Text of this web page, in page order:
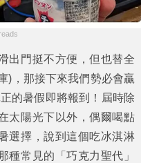
出門挺不方便，但也替全
)，那接下來我們勢必會贏
的暑假即將報到！屆時除
太陽光下以外，偶爾喝點
選擇，說到這個吃冰淇淋
種常見的「巧克力聖代 」